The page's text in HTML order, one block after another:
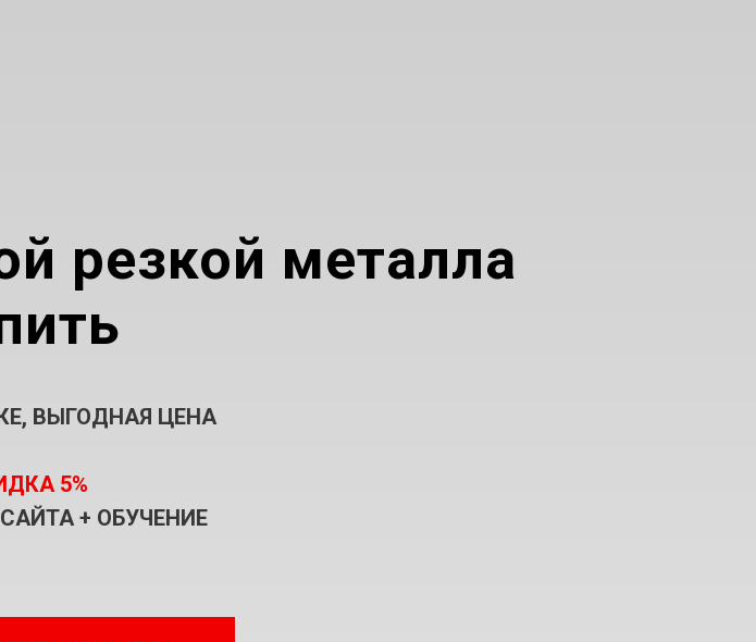
резкой металла
ВЫГОДНАЯ ЦЕНА
5%
+ ОБУЧЕНИЕ